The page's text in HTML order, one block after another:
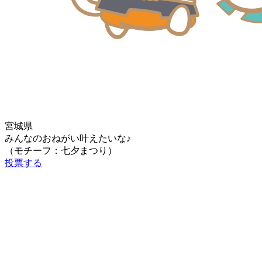
宮城県
みんなのおねがい叶えたいな♪
（モチーフ：七夕まつり）
投票する